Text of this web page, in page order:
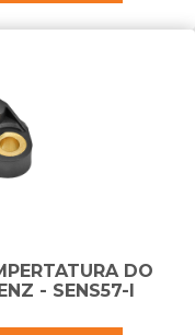
DO
- SENS57-I